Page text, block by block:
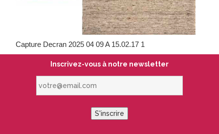
Capture Decran 2025 04 09 A 15.02.17 1
Inscrivez-vous à notre newsletter
S'inscrire